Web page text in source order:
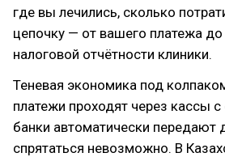
где вы лечились, сколько
цепочку — от вашего платежа
налоговой отчётности клиники.
Теневая экономика под
платежи проходят через кассы
банки автоматически
спрятаться невозможно. В